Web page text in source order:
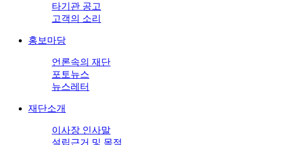
타기관 공고
고객의 소리
홍보마당
언론속의 재단
포토뉴스
뉴스레터
재단소개
이사장 인사말
설립근거 및 목적